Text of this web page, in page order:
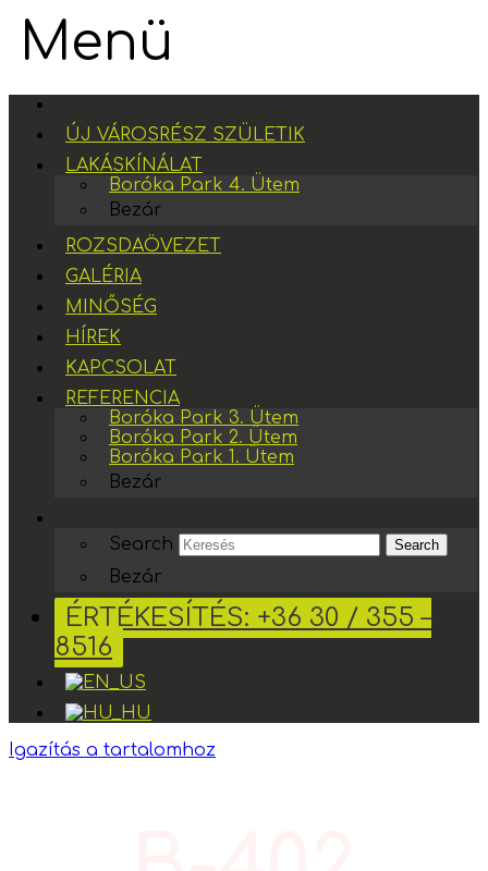
Menü
ÚJ VÁROSRÉSZ SZÜLETIK
LAKÁSKÍNÁLAT
Boróka Park 4. Ütem
Bezár
ROZSDAÖVEZET
GALÉRIA
MINŐSÉG
HÍREK
KAPCSOLAT
REFERENCIA
Boróka Park 3. Ütem
Boróka Park 2. Ütem
Boróka Park 1. Ütem
Bezár
Search Search
Bezár
ÉRTÉKESÍTÉS: +36 30 / 355 –
8516
Igazítás a tartalomhoz